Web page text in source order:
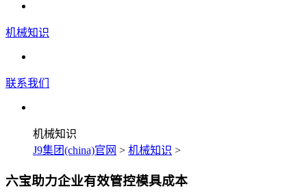
机械知识
联系我们
机械知识
J9集团(china)官网 > 机械知识 >
六宝助力企业有效管控模具成本